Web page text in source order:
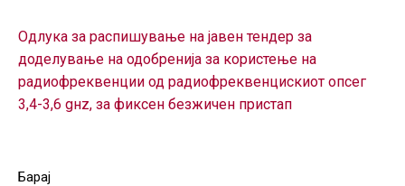
ЗА
ЈАВНИ
НАБАВКИ
Одлука за распишување на јавен тендер за
доделување на одобренија за користење на
радиофреквенции од радиофреквенцискиот опсег
3,4-3,6 gнz, за фиксен безжичен пристап
Барај